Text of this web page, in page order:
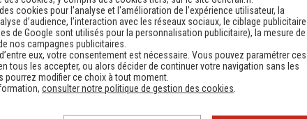
cookies pour l’analyse et l'amélioration de l’expérience utilisateur, la
d’audience, l’interaction avec les réseaux sociaux, le ciblage publicitaire
de Google sont utilisés pour la personnalisation publicitaire), la mesure de
nos campagnes publicitaires.
eux, votre consentement est nécessaire. Vous pouvez paramétrer ces
tous les accepter, ou alors décider de continuer votre navigation sans les
pourrez modifier ce choix à tout moment.
consulter notre politique de gestion des cookies